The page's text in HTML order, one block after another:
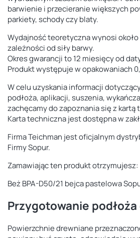
barwienie i przecieranie większych
parkiety, schody czy blaty.
Wydajność teoretyczna wynosi około
zależności od siły barwy.
Okres gwarancji to 12 miesięcy od
Produkt występuje w opakowaniach
W celu uzyskania informacji
podłoża, aplikacji, suszenia,
zachęcamy do zapoznania się z
Karta techniczna jest dostępna w
Firma Teichman jest oficjalnym
Firmy Sopur.
Zamawiając ten produkt otrzymujesz:
Beż BPA-D50/21 bejca pastelowa
Przygotowanie
Powierzchnie drewniane